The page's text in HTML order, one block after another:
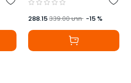
288.15339.00บาท -15 %